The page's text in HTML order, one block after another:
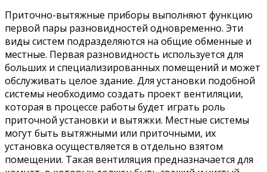
Приточно-вытяжные приборы выполняют функцию
первой пары разновидностей одновременно. Эти
виды систем подразделяются на общие обменные и
местные. Первая разновидность используется для
больших и специализированных помещений и может
обслуживать целое здание. Для установки подобной
системы необходимо создать проект вентиляции,
которая в процессе работы будет играть роль
приточной установки и вытяжки. Местные системы
могут быть вытяжными или приточными, их
установка осуществляется в отдельно взятом
помещении. Такая вентиляция предназначается для